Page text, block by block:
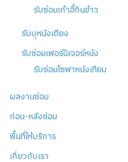
รับซ่อมเก้าอี้กินข้าว
รับบุหนังเตียง
รับซ่อมเฟอร์นิเจอร์หนัง
รับซ่อมโซฟาหนังเทียม
ผลงานซ่อม
ก่อน-หลังซ่อม
พื้นที่ให้บริการ
เกี่ยวกับเรา